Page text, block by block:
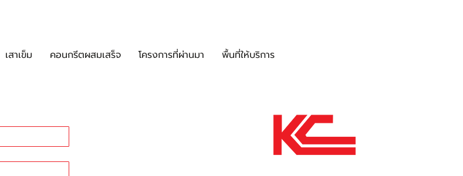
เสาเข็ม คอนกรีตผสมเสร็จ โครงการที่ผ่านมา พื้นที่ให้บริการ